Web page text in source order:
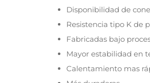
Disponibilidad de
Resistencia tipo K de
Fabricadas bajo
Mayor estabilidad en
Calentamiento mas